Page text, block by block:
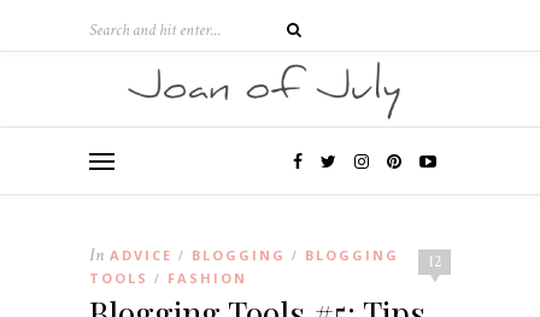
12
In ADVICE / BLOGGING / BLOGGING
TOOLS / FASHION